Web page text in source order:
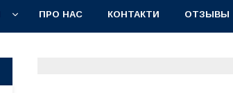
ПРО НАС КОНТАКТИ ОТЗЫВЫ